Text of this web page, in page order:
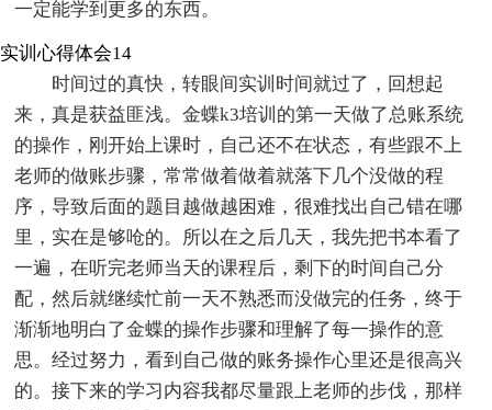
一定能学到更多的东西。
实训心得体会14
时间过的真快，转眼间实训时间就过了，回想起
来，真是获益匪浅。金蝶k3培训的第一天做了总账系统
的操作，刚开始上课时，自己还不在状态，有些跟不上
老师的做账步骤，常常做着做着就落下几个没做的程
序，导致后面的题目越做越困难，很难找出自己错在哪
里，实在是够呛的。所以在之后几天，我先把书本看了
一遍，在听完老师当天的课程后，剩下的时间自己分
配，然后就继续忙前一天不熟悉而没做完的任务，终于
渐渐地明白了金蝶的操作步骤和理解了每一操作的意
思。经过努力，看到自己做的账务操作心里还是很高兴
的。接下来的学习内容我都尽量跟上老师的步伐，那样